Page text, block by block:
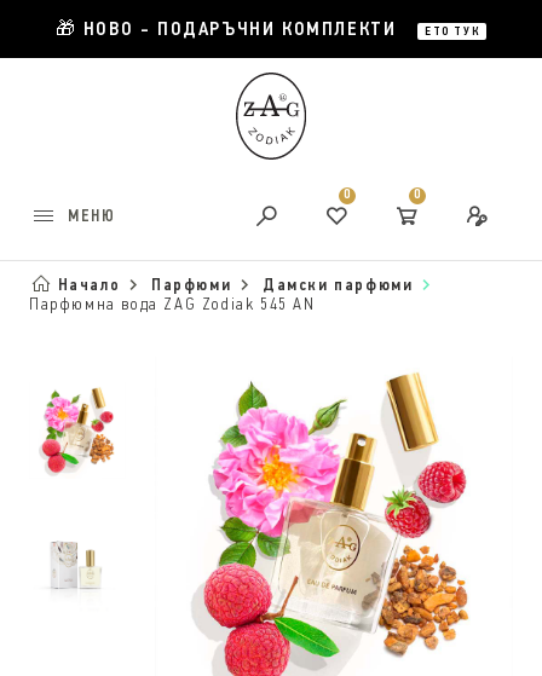
🎁 НОВО - ПОДАРЪЧНИ КОМПЛЕКТИ ЕТО ТУК
МЕНЮ
0 0
Начало Парфюми
Дамски парфюми
Парфюмна вода ZAG Zodiak 545 AN